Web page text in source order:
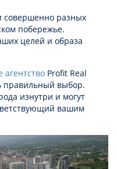
разных
побережье.
целей и образа
агентство Profit Real
правильный выбор.
изнутри и могут
вашим